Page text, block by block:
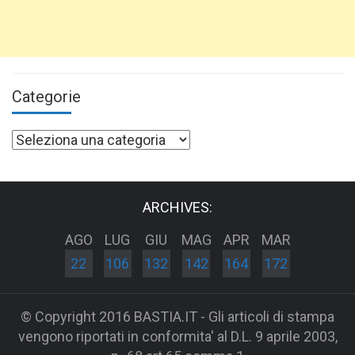
Categorie
Categorie
ARCHIVES:
AGO
22
LUG
106
GIU
132
MAG
142
APR
164
MAR
172
© Copyright 2016 BASTIA.IT - Gli articoli di stampa
vengono riportati in conformita' al D.L. 9 aprile 2003,